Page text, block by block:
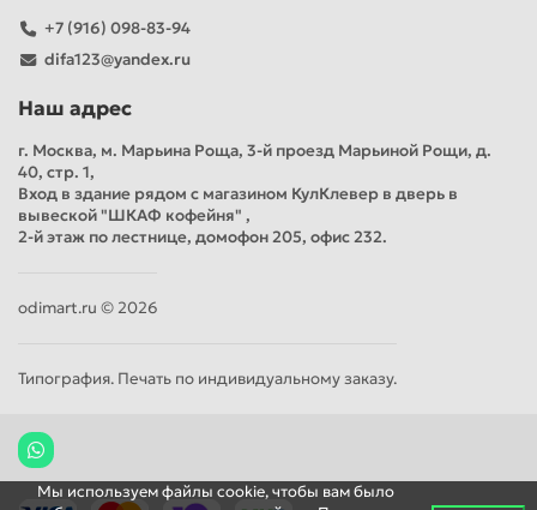
+7 (916) 098-83-94
difa123@yandex.ru
Наш адрес
г. Москва, м. Марьина Роща, 3-й проезд Марьиной Рощи, д.
40, стр. 1,
Вход в здание рядом с магазином КулКлевер в дверь в
вывеской "ШКАФ кофейня" ,
2-й этаж по лестнице, домофон 205, офис 232.
odimart.ru © 2026
Типография. Печать по индивидуальному заказу.
Мы используем файлы cookie, чтобы вам было